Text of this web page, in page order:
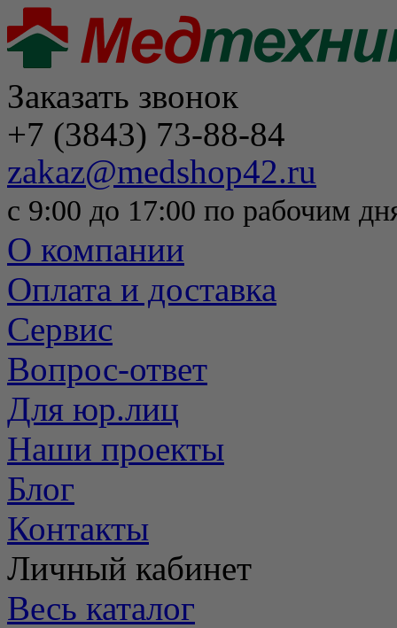
Заказать звонок
+7 (3843) 73-88-84
zakaz@medshop42.ru
с 9:00 до 17:00 по рабочим
О компании
Оплата и доставка
Сервис
Вопрос-ответ
Для юр.лиц
Наши проекты
Блог
Контакты
Личный кабинет
Весь каталог